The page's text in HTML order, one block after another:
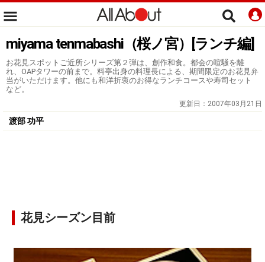
miyama tenmabashi（桜ノ宮）[ランチ編]
お花見スポットご近所シリーズ第２弾は、創作和食。都会の喧騒を離
れ、OAPタワーの前まで。料亭出身の料理長による、期間限定のお花見弁
当がいただけます。他にも和洋折衷のお得なランチコースや寿司セット
など。
更新日： 2007年03月21日
渡部 功平
花見シーズン目前